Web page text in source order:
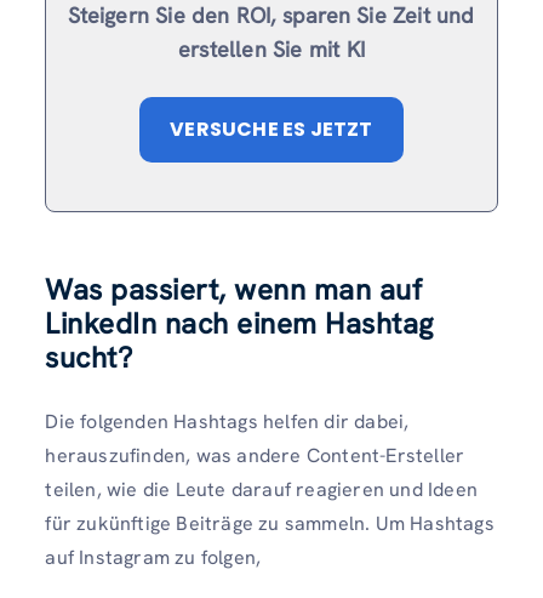
Steigern Sie den ROI, sparen Sie Zeit und
erstellen Sie mit KI
VERSUCHE ES JETZT
Was passiert, wenn man auf
LinkedIn nach einem Hashtag
sucht?
Die folgenden Hashtags helfen dir dabei,
herauszufinden, was andere Content-Ersteller
teilen, wie die Leute darauf reagieren und Ideen
für zukünftige Beiträge zu sammeln. Um Hashtags
auf Instagram zu folgen,